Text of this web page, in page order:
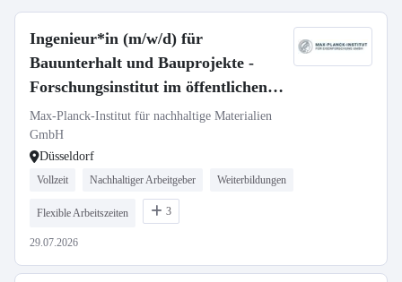
Ingenieur*in (m/w/d) für
Bauunterhalt und Bauprojekte -
Forschungsinstitut im öffentlichen
Dienst
Max-Planck-Institut für nachhaltige Materialien
GmbH
Düsseldorf
Vollzeit Nachhaltiger Arbeitgeber Weiterbildungen
Flexible Arbeitszeiten 3
29.07.2026